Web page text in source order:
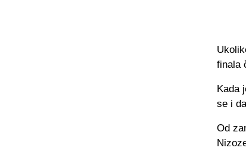
finala
Kada
se i
Od